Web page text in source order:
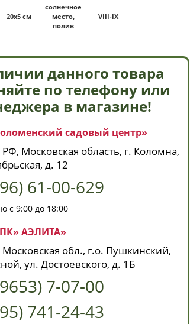
20х5 см
солнечное
место,
полив
VIII-IX
данного товара
по телефону или
в магазине!
садовый центр»
Московская область, г. Коломна,
д. 12
61-00-629
с 9:00 до 18:00
АЭЛИТА»
обл., г.о. Пушкинский,
ул. Достоевского, д. 1Б
7-07-00
741-24-43